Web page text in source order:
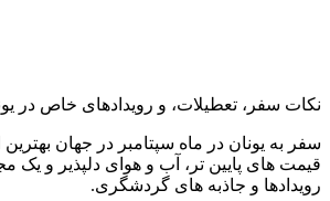
نکات سفر، تعطیلات، و رویدادهای خاص در
سفر به یونان در ماه سپتامبر در جهان
قیمت های پایین تر، آب و هوای دلپذیر و یک
رویدادها و جاذبه های گردشگری.